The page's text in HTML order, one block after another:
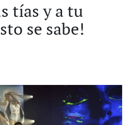
tías y a tu
se sabe!